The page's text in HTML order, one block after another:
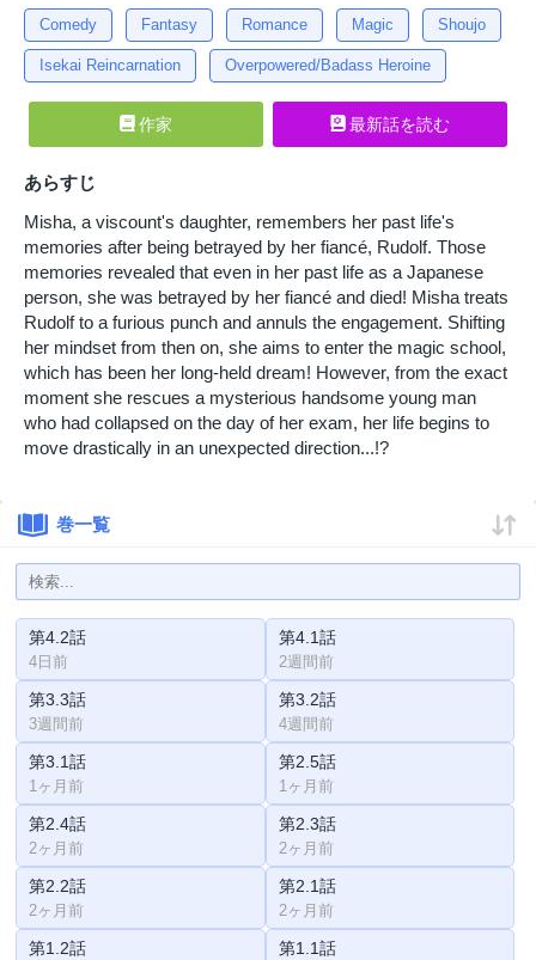
Comedy Fantasy Romance Magic Shoujo
Isekai Reincarnation Overpowered/Badass Heroine
作家 最新話を読む
あらすじ
Misha, a viscount's daughter, remembers her past life's
memories after being betrayed by her fiancé, Rudolf. Those
memories revealed that even in her past life as a Japanese
person, she was betrayed by her fiancé and died! Misha treats
Rudolf to a furious punch and annuls the engagement. Shifting
her mindset from then on, she aims to enter the magic school,
which has been her long-held dream! However, from the exact
moment she rescues a mysterious handsome young man
who had collapsed on the day of her exam, her life begins to
move drastically in an unexpected direction...!?
巻一覧
第4.2話
4日前
第4.1話
2週間前
第3.3話
3週間前
第3.2話
4週間前
第3.1話
1ヶ月前
第2.5話
1ヶ月前
第2.4話
2ヶ月前
第2.3話
2ヶ月前
第2.2話
2ヶ月前
第2.1話
2ヶ月前
第1.2話 第1.1話